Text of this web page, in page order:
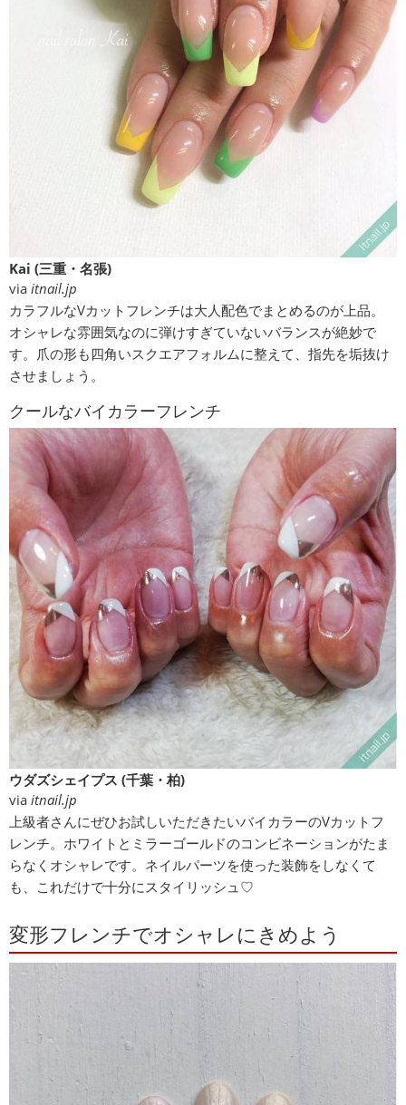
Kai (三重・名張)
via itnail.jp
カラフルなVカットフレンチは大人配色でまとめるのが上品。
オシャレな雰囲気なのに弾けすぎていないバランスが絶妙で
す。爪の形も四角いスクエアフォルムに整えて、指先を垢抜け
させましょう。
クールなバイカラーフレンチ
ウダズシェイプス (千葉・柏)
via itnail.jp
上級者さんにぜひお試しいただきたいバイカラーのVカットフ
レンチ。ホワイトとミラーゴールドのコンビネーションがたま
らなくオシャレです。ネイルパーツを使った装飾をしなくて
も、これだけで十分にスタイリッシュ♡
変形フレンチでオシャレにきめよう